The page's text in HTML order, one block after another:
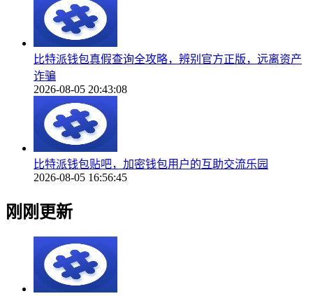
比特派钱包真假查询全攻略，辨别官方正版，远离资产
诈骗
2026-08-05 20:43:08
比特派钱包贴吧，加密钱包用户的互助交流乐园
2026-08-05 16:56:45
刚刚更新